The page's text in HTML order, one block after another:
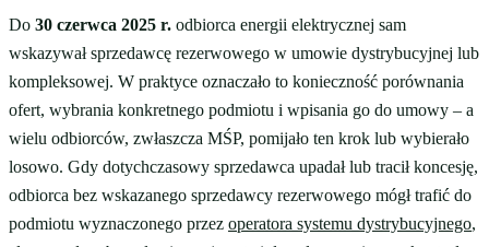
Do 30 czerwca 2025 r. odbiorca energii elektrycznej sam
wskazywał sprzedawcę rezerwowego w umowie dystrybucyjnej lub
kompleksowej. W praktyce oznaczało to konieczność porównania
ofert, wybrania konkretnego podmiotu i wpisania go do umowy – a
wielu odbiorców, zwłaszcza MŚP, pomijało ten krok lub wybierało
losowo. Gdy dotychczasowy sprzedawca upadał lub tracił koncesję,
odbiorca bez wskazanego sprzedawcy rezerwowego mógł trafić do
podmiotu wyznaczonego przez operatora systemu dystrybucyjnego,